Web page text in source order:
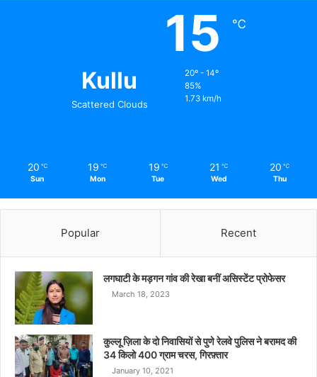
Kullu
Scattered Clouds
15 ℃
20º - 14º
85%
1.73 km/h
20 ℃
Sun
19 ℃
Mon
19 ℃
Tue
21 ℃
Wed
20 ℃
Thu
Popular Recent
लगघाटी के मड़गन गांव की रेखा बनीं असिस्टेंट प्रोफेसर
March 18, 2023
कुल्लू ज़िला के दो निवासियों से पुणे रेलवे पुलिस ने बरामद की
34 किलो 400 ग्राम चरस, गिरफ़्तार
January 10, 2021